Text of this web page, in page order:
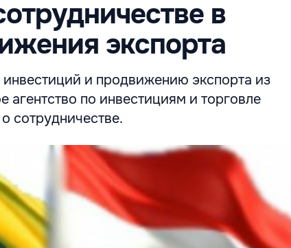
в
экспорта
и продвижению экспорта из
агентство по инвестициям и торговле
сотрудничестве.